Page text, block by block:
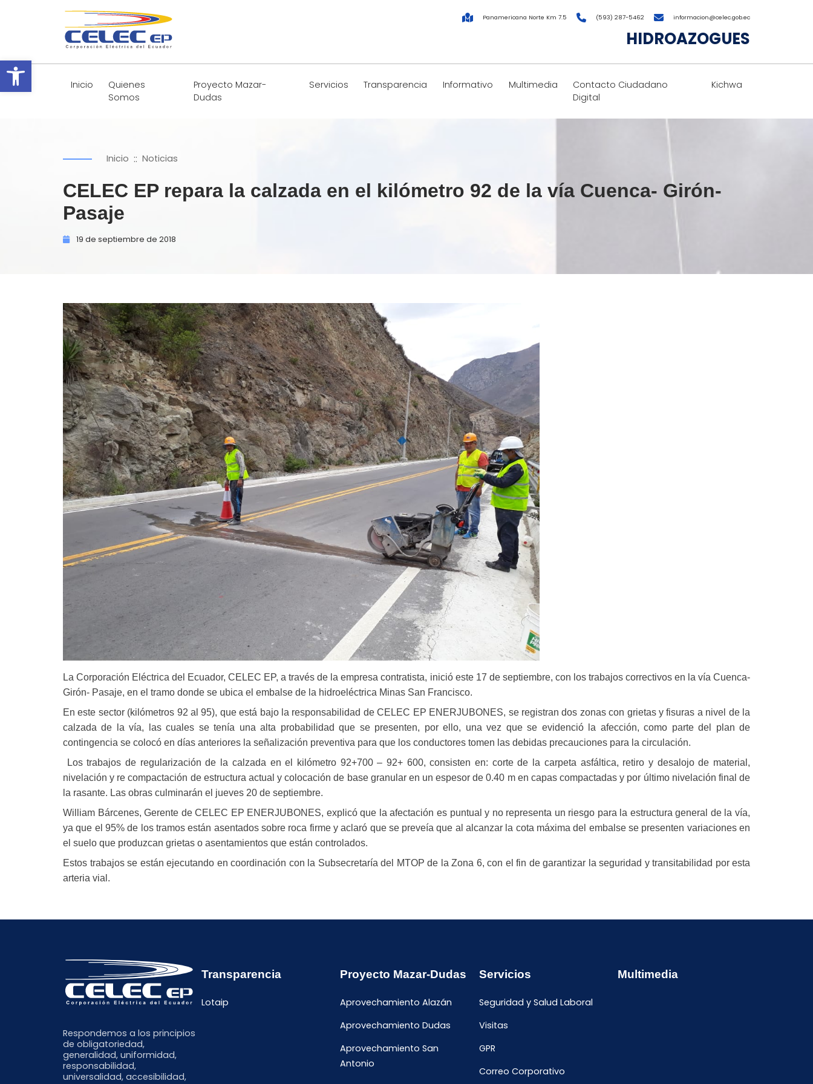
Abrir barra de herramientas
Panamericana Norte Km 7.5 (593) 287-5462 informacion@celec.gob.ec
HIDROAZOGUES
Inicio
Quienes
Somos
Proyecto Mazar-
Dudas
Servicios Transparencia Informativo Multimedia
Contacto Ciudadano
Digital
Kichwa
Inicio :: Noticias
CELEC EP repara la calzada en el kilómetro 92 de la vía Cuenca- Girón-
Pasaje
19 de septiembre de 2018
La Corporación Eléctrica del Ecuador, CELEC EP, a través de la empresa contratista, inició este 17 de septiembre, con los trabajos correctivos en la vía Cuenca-
Girón- Pasaje, en el tramo donde se ubica el embalse de la hidroeléctrica Minas San Francisco.
En este sector (kilómetros 92 al 95), que está bajo la responsabilidad de CELEC EP ENERJUBONES, se registran dos zonas con grietas y fisuras a nivel de la
calzada de la vía, las cuales se tenía una alta probabilidad que se presenten, por ello, una vez que se evidenció la afección, como parte del plan de
contingencia se colocó en días anteriores la señalización preventiva para que los conductores tomen las debidas precauciones para la circulación.
Los trabajos de regularización de la calzada en el kilómetro 92+700 – 92+ 600, consisten en: corte de la carpeta asfáltica, retiro y desalojo de material,
nivelación y re compactación de estructura actual y colocación de base granular en un espesor de 0.40 m en capas compactadas y por último nivelación final de
la rasante. Las obras culminarán el jueves 20 de septiembre.
William Bárcenes, Gerente de CELEC EP ENERJUBONES, explicó que la afectación es puntual y no representa un riesgo para la estructura general de la vía,
ya que el 95% de los tramos están asentados sobre roca firme y aclaró que se preveía que al alcanzar la cota máxima del embalse se presenten variaciones en
el suelo que produzcan grietas o asentamientos que están controlados.
Estos trabajos se están ejecutando en coordinación con la Subsecretaría del MTOP de la Zona 6, con el fin de garantizar la seguridad y transitabilidad por esta
arteria vial.
Respondemos a los principios
de obligatoriedad,
generalidad, uniformidad,
responsabilidad,
universalidad, accesibilidad,
Transparencia
Lotaip
Proyecto Mazar-Dudas
Aprovechamiento Alazán
Aprovechamiento Dudas
Aprovechamiento San
Antonio
Servicios
Seguridad y Salud Laboral
Visitas
GPR
Correo Corporativo
Multimedia